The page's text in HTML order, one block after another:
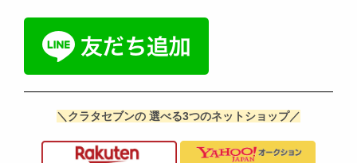
＼クラタセブンの 選べる3つのネットショップ／